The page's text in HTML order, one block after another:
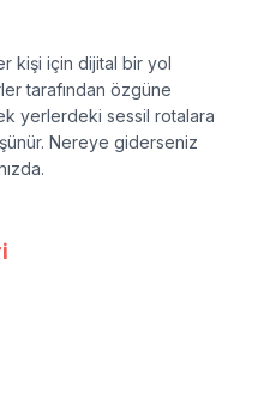
kişi için dijital bir yol
tarafından özgüne
yerlerdeki sessil rotalara
Nereye giderseniz